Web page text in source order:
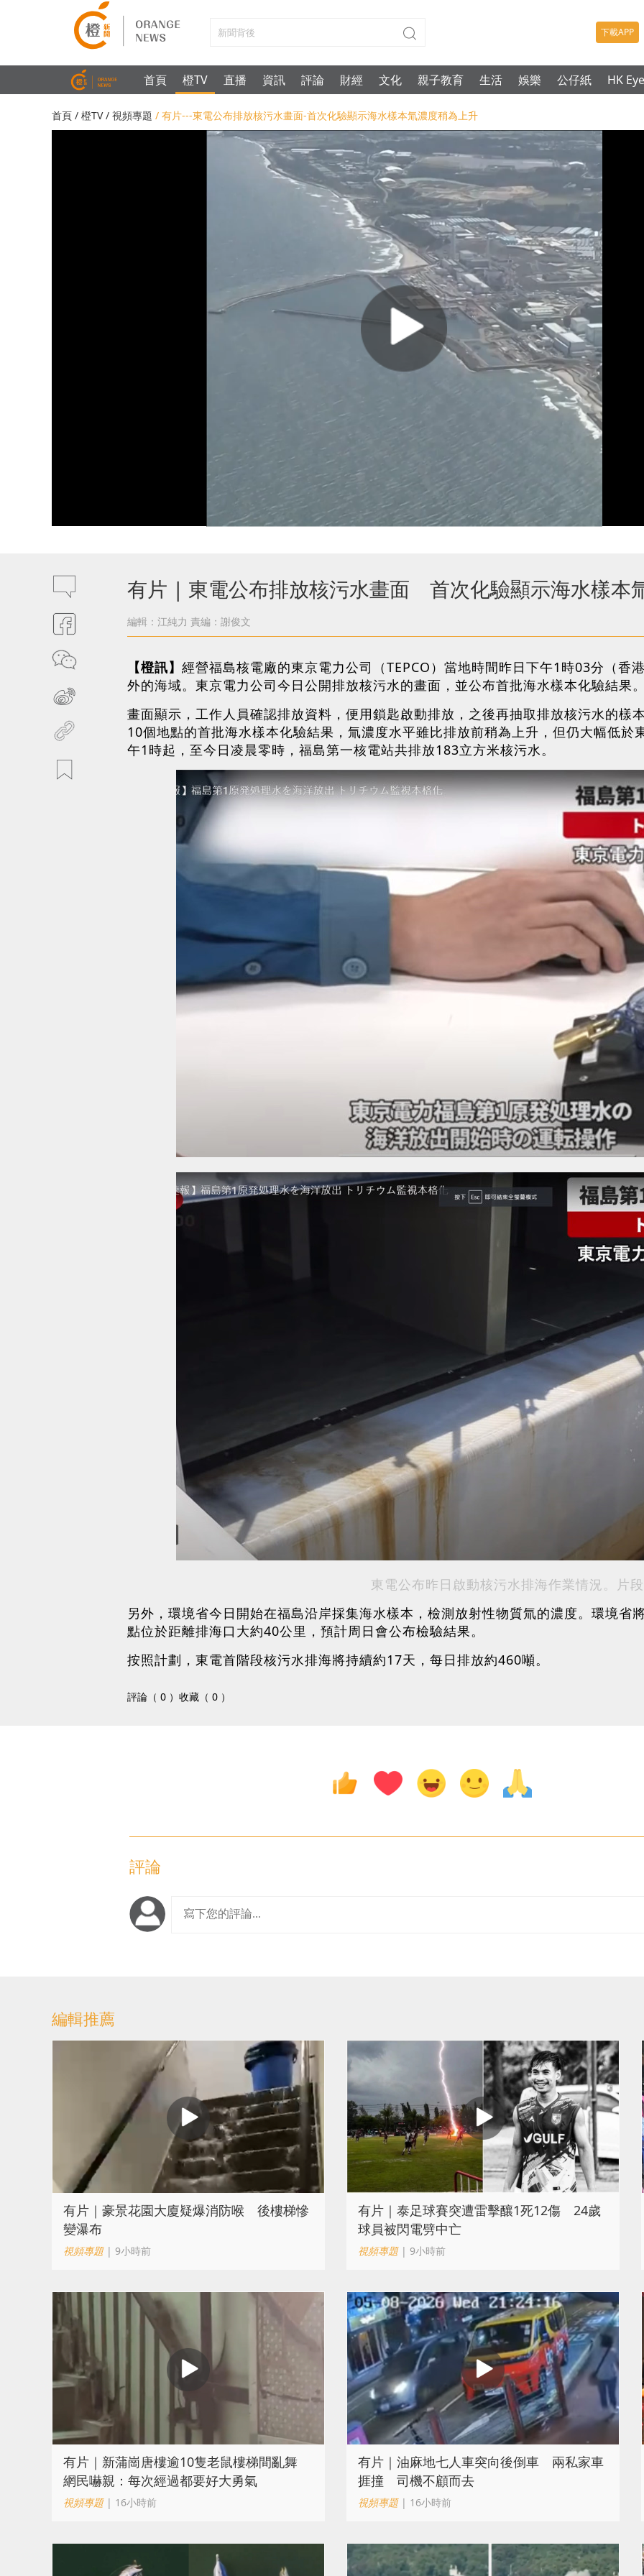
下載APP
首頁 橙TV 直播 資訊 評論 財經 文化 親子教育 生活 娛樂 公仔紙 HK Eye
首頁 / 橙TV/ 視頻專題 / 有片---東電公布排放核污水畫面-首次化驗顯示海水樣本氚濃度稍為上升
有片 | 東電公布排放核污水畫面 首次化驗顯示海水樣本
編輯：江純力 責編：謝俊文
【橙訊】 經營福島核電廠的東京電力公司（TEPCO）當地時間昨日下午1時03分（香
外的海域。東京電力公司今日公開排放核污水的畫面，並公布首批海水樣本化驗結果
畫面顯示，工作人員確認排放資料，便用鎖匙啟動排放，之後再抽取排放核污水的樣
10個地點的首批海水樣本化驗結果，氚濃度水平雖比排放前稍為上升，但仍大幅低
午1時起，至今日凌晨零時，福島第一核電站共排放183立方米核污水。
東電公布昨日啟動核污水排海作業情況。片
另外，環境省今日開始在福島沿岸採集海水樣本，檢測放射性物質氚的濃度。環境省
點位於距離排海口大約40公里，預計周日會公布檢驗結果。
按照計劃，東電首階段核污水排海將持續約17天，每日排放約460噸。
評論（ 0 ） 收藏（ 0 ）
評論
編輯推薦
有片｜豪景花園大廈疑爆消防喉 後樓梯慘
變瀑布
視頻專題| 9小時前
有片｜泰足球賽突遭雷擊釀1死12傷 24歲
球員被閃電劈中亡
視頻專題| 9小時前
有片｜新蒲崗唐樓逾10隻老鼠樓梯間亂舞
網民嚇親：每次經過都要好大勇氣
視頻專題| 16小時前
有片｜油麻地七人車突向後倒車 兩私家車
捱撞 司機不顧而去
視頻專題| 16小時前